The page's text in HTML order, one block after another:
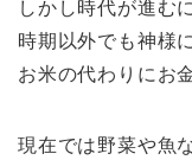
しかし時代が進む
時期以外でも神様
お米の代わりにお
現在では野菜や魚